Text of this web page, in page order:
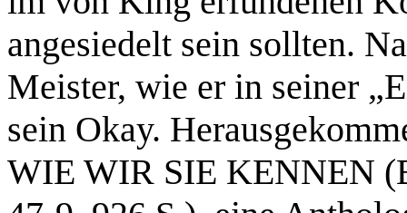
angesiedelt sein sollten.
Meister, wie er in seiner
sein Okay.
WIE WIR SIE KENNEN